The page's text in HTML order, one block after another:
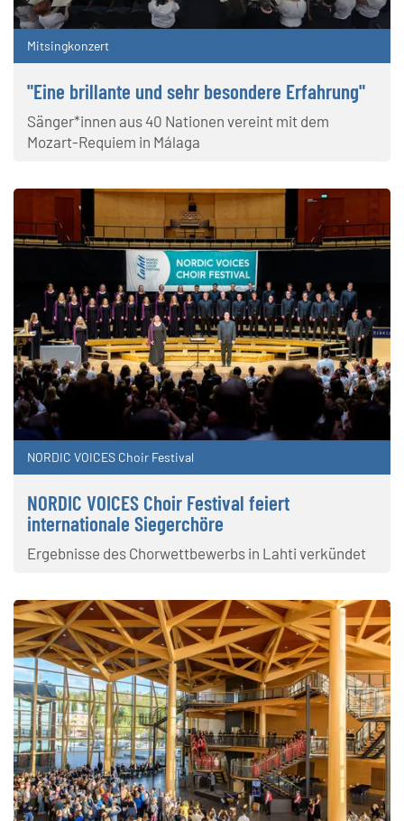
Mitsingkonzert
"Eine brillante und sehr besondere Erfahrung"
Sänger*innen aus 40 Nationen vereint mit dem
Mozart-Requiem in Málaga
NORDIC VOICES Choir Festival
NORDIC VOICES Choir Festival feiert
internationale Siegerchöre
Ergebnisse des Chorwettbewerbs in Lahti verkündet